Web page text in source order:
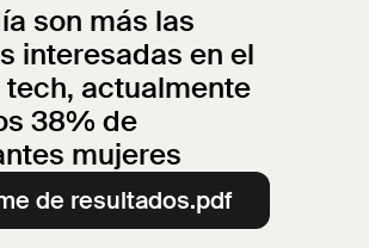
son más las
interesadas en el
tech, actualmente
38% de
mujeres
de resultados.pdf